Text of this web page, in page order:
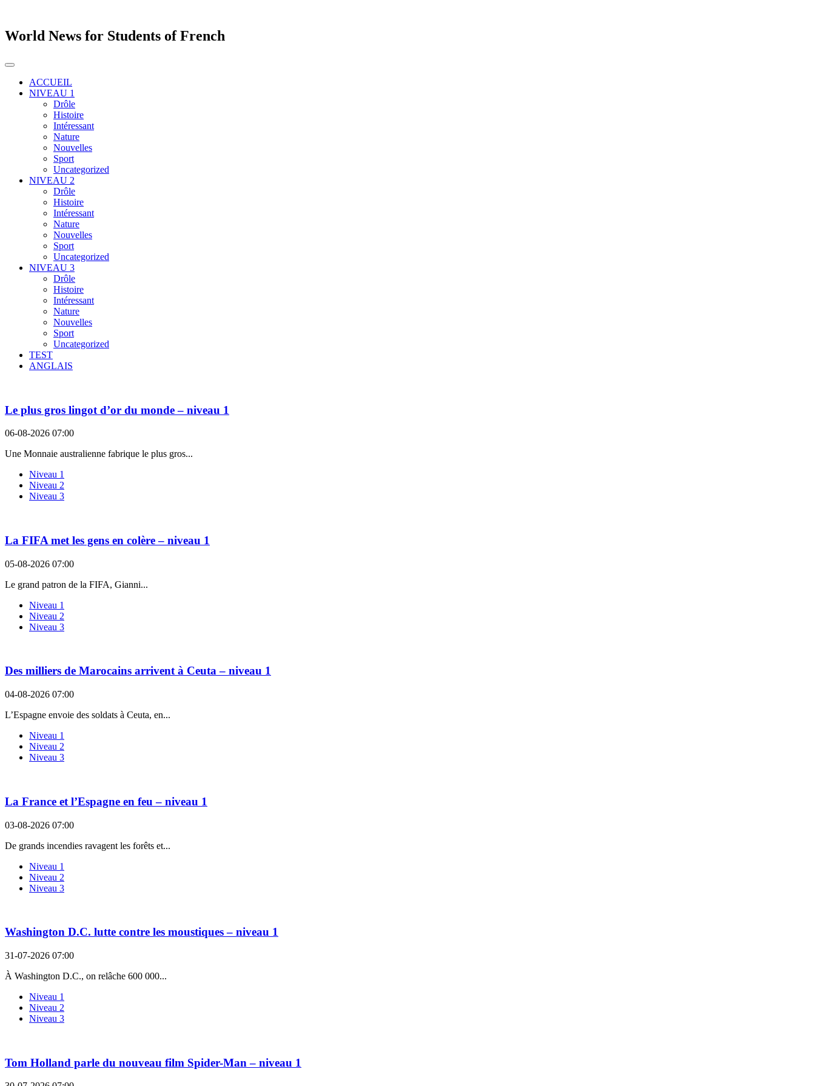
World News for Students of French
Toggle
navigationACCUEIL
NIVEAU 1
Drôle
Histoire
Intéressant
Nature
Nouvelles
Sport
Uncategorized
NIVEAU 2
Drôle
Histoire
Intéressant
Nature
Nouvelles
Sport
Uncategorized
NIVEAU 3
Drôle
Histoire
Intéressant
Nature
Nouvelles
Sport
Uncategorized
TEST
ANGLAIS
Le plus gros lingot d’or du monde – niveau 1
06-08-2026 07:00
Une Monnaie australienne fabrique le plus gros...
Niveau 1
Niveau 2
Niveau 3
La FIFA met les gens en colère – niveau 1
05-08-2026 07:00
Le grand patron de la FIFA, Gianni...
Niveau 1
Niveau 2
Niveau 3
Des milliers de Marocains arrivent à Ceuta – niveau 1
04-08-2026 07:00
L’Espagne envoie des soldats à Ceuta, en...
Niveau 1
Niveau 2
Niveau 3
La France et l’Espagne en feu – niveau 1
03-08-2026 07:00
De grands incendies ravagent les forêts et...
Niveau 1
Niveau 2
Niveau 3
Washington D.C. lutte contre les moustiques – niveau 1
31-07-2026 07:00
À Washington D.C., on relâche 600 000...
Niveau 1
Niveau 2
Niveau 3
Tom Holland parle du nouveau film Spider-Man – niveau 1